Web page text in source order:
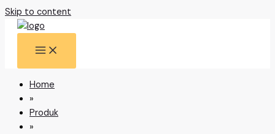
Skip to content
Home
»
Produk
»